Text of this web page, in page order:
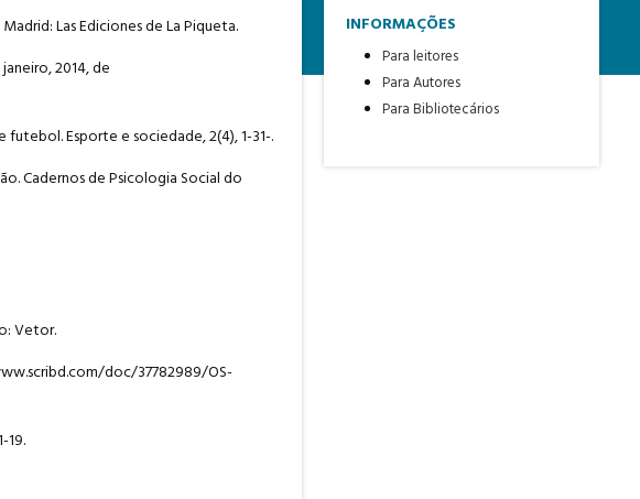
INFORMAÇÕES
Para leitores
Para Autores
Para Bibliotecários
Las Ediciones de La Piqueta.
2014, de
Esporte e sociedade, 2(4), 1-31-.
Cadernos de Psicologia Social do
Vetor.
doc/37782989/OS-
19.